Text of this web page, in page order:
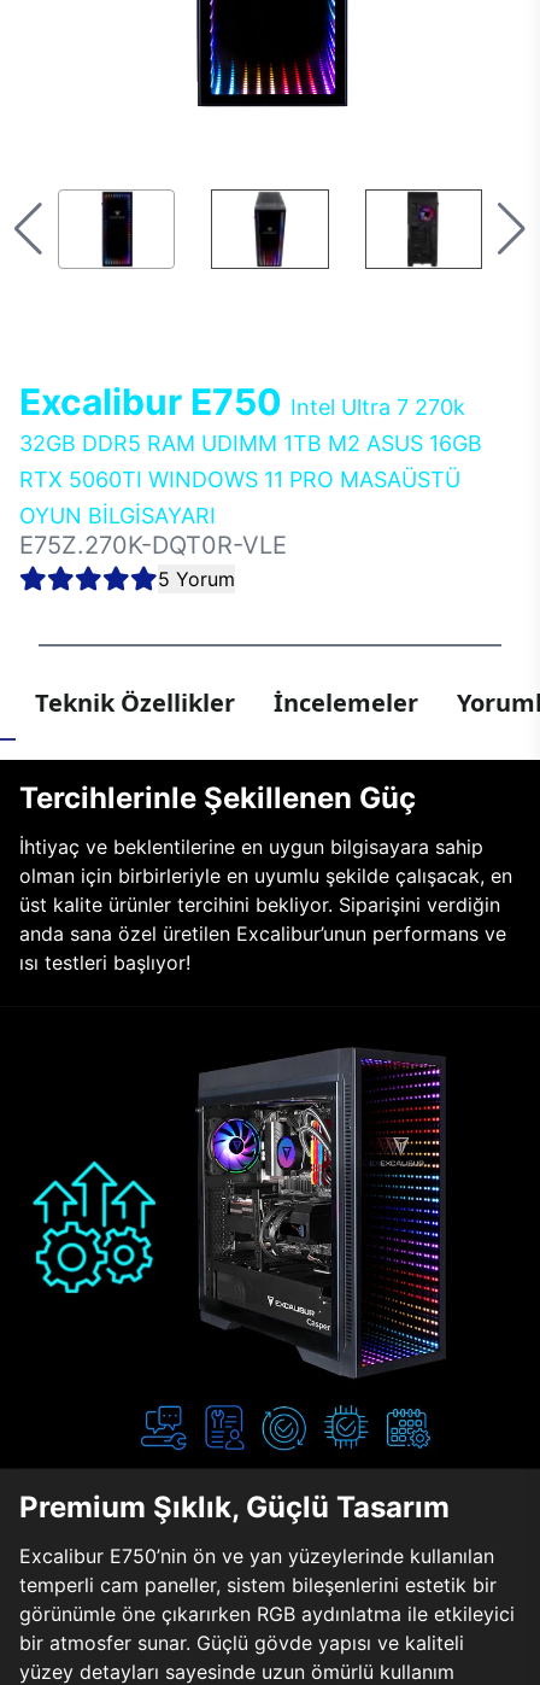
Excalibur E750 Intel Ultra 7 270k
32GB DDR5 RAM UDIMM 1TB M2 ASUS 16GB
RTX 5060TI WINDOWS 11 PRO MASAÜSTÜ
OYUN BİLGİSAYARI
E75Z.270K-DQT0R-VLE
5 Yorum
Teknik Özellikler İncelemeler
Tercihlerinle Şekillenen Güç
İhtiyaç ve beklentilerine en uygun bilgisayara sahip
olman için birbirleriyle en uyumlu şekilde çalışacak, en
üst kalite ürünler tercihini bekliyor. Siparişini verdiğin
anda sana özel üretilen Excalibur’unun performans ve
ısı testleri başlıyor!
Premium Şıklık, Güçlü Tasarım
Excalibur E750’nin ön ve yan yüzeylerinde kullanılan
temperli cam paneller, sistem bileşenlerini estetik bir
görünümle öne çıkarırken RGB aydınlatma ile etkileyici
bir atmosfer sunar. Güçlü gövde yapısı ve kaliteli
yüzey detayları sayesinde uzun ömürlü kullanım